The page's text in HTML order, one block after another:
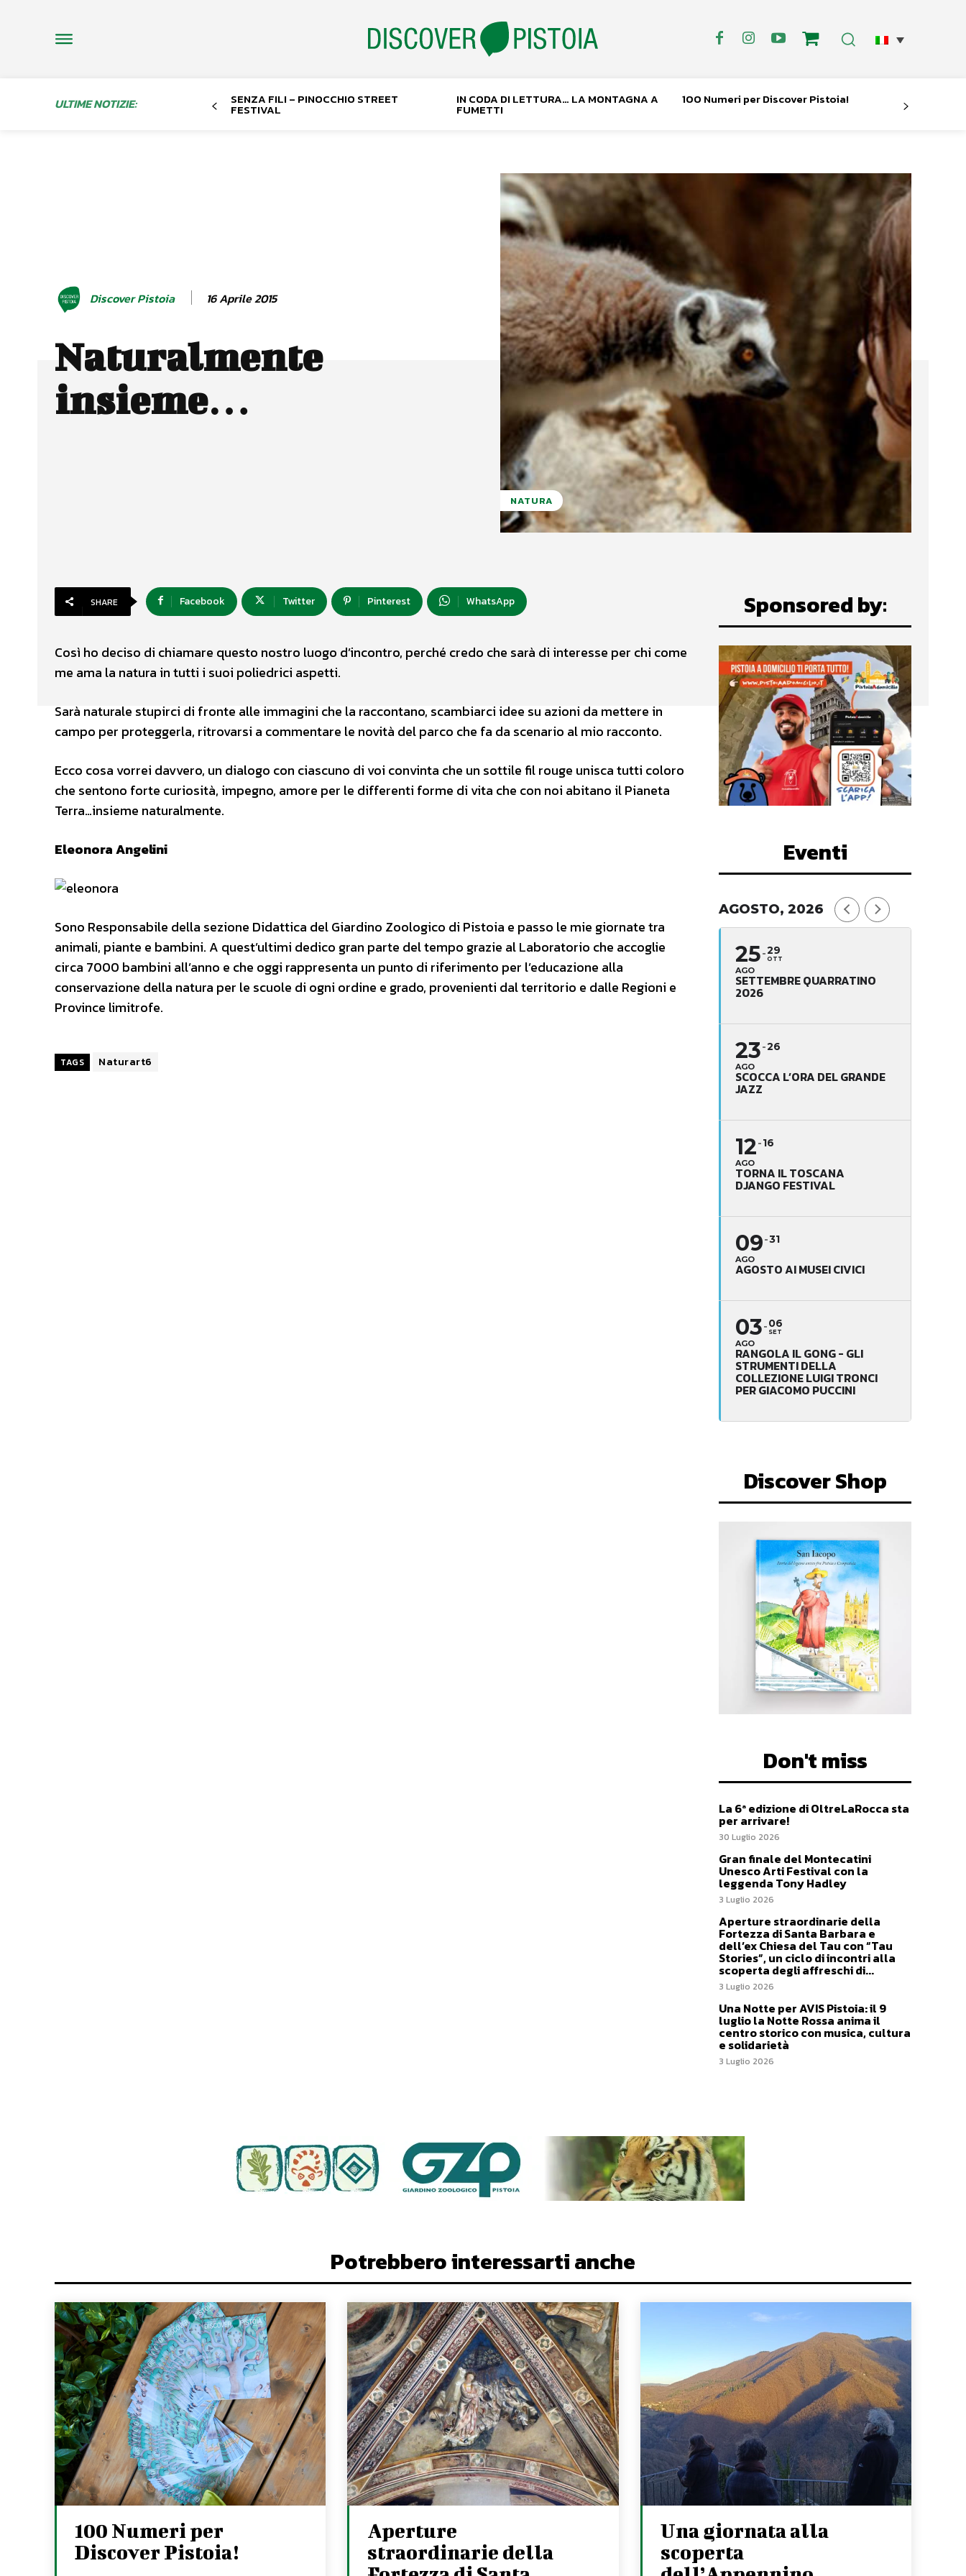
ULTIME NOTIZIE: SENZA FILI – PINOCCHIO STREET
FESTIVAL
IN CODA DI LETTURA… LA MONTAGNA A
FUMETTI
100 Numeri per Discover Pistoia!
Discover Pistoia 16 Aprile 2015
Naturalmente
insieme…
NATURA
SHARE Facebook Twitter Pinterest WhatsApp
Così ho deciso di chiamare questo nostro luogo d’incontro, perché credo che sarà di interesse per chi come
me ama la natura in tutti i suoi poliedrici aspetti.
Sarà naturale stupirci di fronte alle immagini che la raccontano, scambiarci idee su azioni da mettere in
campo per proteggerla, ritrovarsi a commentare le novità del parco che fa da scenario al mio racconto.
Ecco cosa vorrei davvero, un dialogo con ciascuno di voi convinta che un sottile fil rouge unisca tutti coloro
che sentono forte curiosità, impegno, amore per le differenti forme di vita che con noi abitano il Pianeta
Terra…insieme naturalmente.
Eleonora Angelini
Sono Responsabile della sezione Didattica del Giardino Zoologico di Pistoia e passo le mie giornate tra
animali, piante e bambini. A quest’ultimi dedico gran parte del tempo grazie al Laboratorio che accoglie
circa 7000 bambini all’anno e che oggi rappresenta un punto di riferimento per l’educazione alla
conservazione della natura per le scuole di ogni ordine e grado, provenienti dal territorio e dalle Regioni e
Province limitrofe.
TAGS Naturart6
Sponsored by:
Eventi
AGOSTO, 2026
25
AGO
29
OTT
SETTEMBRE QUARRATINO
2026
23
AGO
26
SCOCCA L’ORA DEL GRANDE
JAZZ
12
AGO
16
TORNA IL TOSCANA
DJANGO FESTIVAL
09
AGO
31
AGOSTO AI MUSEI CIVICI
03
AGO
06
SET
RANGOLA IL GONG - GLI
STRUMENTI DELLA
COLLEZIONE LUIGI TRONCI
PER GIACOMO PUCCINI
Discover Shop
Don't miss
La 6ª edizione di OltreLaRocca sta
per arrivare!
30 Luglio 2026
Gran finale del Montecatini
Unesco Arti Festival con la
leggenda Tony Hadley
3 Luglio 2026
Aperture straordinarie della
Fortezza di Santa Barbara e
dell’ex Chiesa del Tau con “Tau
Stories”, un ciclo di incontri alla
scoperta degli affreschi di...
3 Luglio 2026
Una Notte per AVIS Pistoia: il 9
luglio la Notte Rossa anima il
centro storico con musica, cultura
e solidarietà
3 Luglio 2026
Potrebbero interessarti anche
100 Numeri per
Discover Pistoia!
Aperture
straordinarie della
Una giornata alla
scoperta